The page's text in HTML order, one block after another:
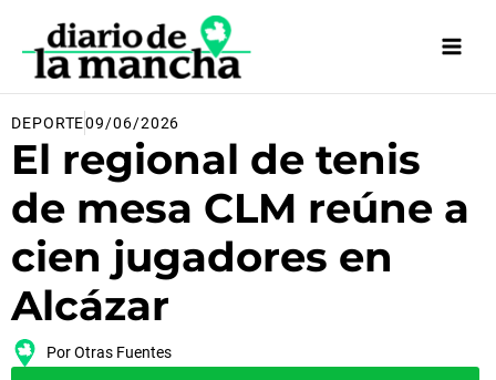
contenido
DEPORTE09/06/2026
El regional de tenis
de mesa CLM reúne a
cien jugadores en
Alcázar
PorOtras Fuentes